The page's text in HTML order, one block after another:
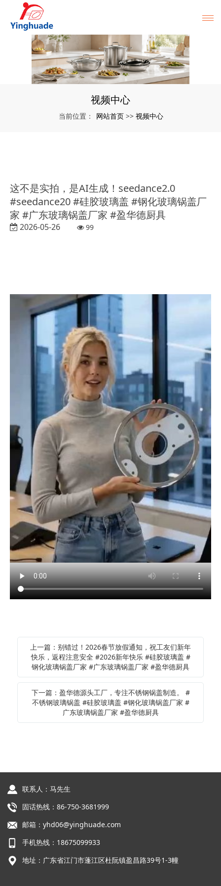
视频中心
当前位置： 网站首页 >> 视频中心
这不是实拍，是AI生成！seedance2.0
#seedance20 #硅胶玻璃盖 #钢化玻璃锅盖厂
家 #广东玻璃锅盖厂家 #盈华德厨具
2026-05-26 99
上一篇：别错过！2026春节放假通知，祝工友们新年
快乐，返程注意安全 #2026新年快乐 #硅胶玻璃盖 #
钢化玻璃锅盖厂家 #广东玻璃锅盖厂家 #盈华德厨具
下一篇：盈华德源头工厂，专注不锈钢锅盖制造。 #
不锈钢玻璃锅盖 #硅胶玻璃盖 #钢化玻璃锅盖厂家 #
广东玻璃锅盖厂家 #盈华德厨具
联系人：马先生
固话热线：86-750-3681999
邮箱：yhd06@yinghuade.com
手机热线：18675099933
地址：广东省江门市蓬江区杜阮镇盈昌路39号1-3幢